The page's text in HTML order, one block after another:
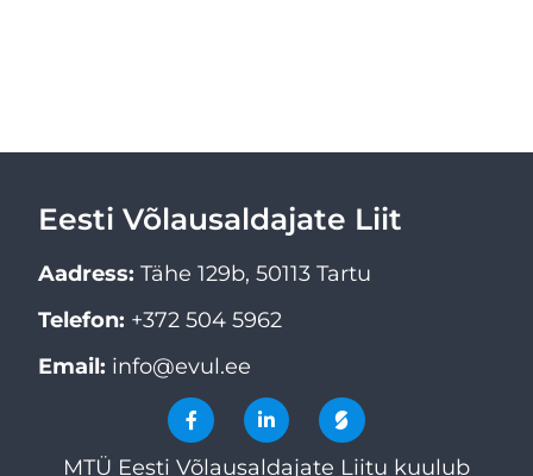
Eesti Võlausaldajate Liit
Aadress: Tähe 129b, 50113 Tartu
Telefon: +372 504 5962
Email: info@evul.ee
MTÜ Eesti Võlausaldajate Liitu kuulub